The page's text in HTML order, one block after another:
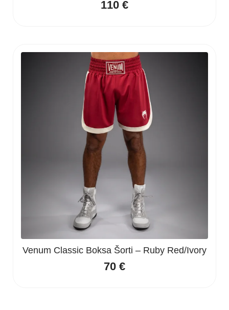
110 €
Venum Classic Boksa Šorti – Ruby Red/Ivory
70 €